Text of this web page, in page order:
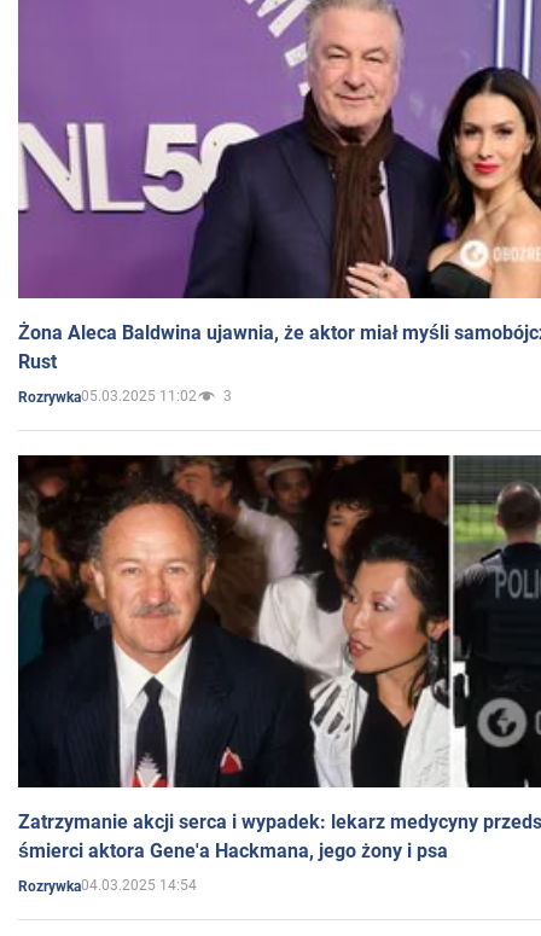
Żona Aleca Baldwina ujawnia, że aktor miał myśli
Rust
Rozrywka05.03.2025 11:02 3
Zatrzymanie akcji serca i wypadek: lekarz medycyny
śmierci aktora Gene'a Hackmana, jego żony i psa
Rozrywka04.03.2025 14:54